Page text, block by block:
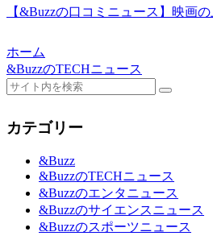
【&Buzzの口コミニュース】映画
ホーム
&BuzzのTECHニュース
カテゴリー
&Buzz
&BuzzのTECHニュース
&Buzzのエンタニュース
&Buzzのサイエンスニュース
&Buzzのスポーツニュース